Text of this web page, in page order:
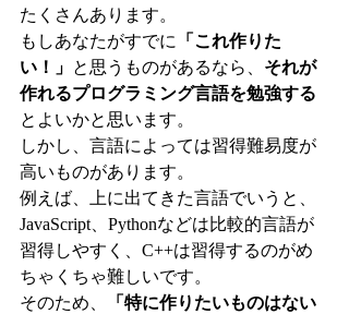
たくさんあります。
もしあなたがすでに
「これ作りた
い！」 と思うものがあるなら、 それが
作れるプログラミング言語を勉強する
とよいかと思います。
しかし、言語によっては習得難易度が
高いものがあります。
例えば、上に出てきた言語でいうと、
JavaScript、Pythonなどは比較的言語が
習得しやすく、C++は習得するのがめ
ちゃくちゃ難しいです。
そのため、
「特に作りたいものはない